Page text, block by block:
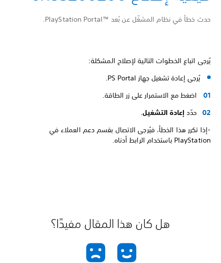
حدث خطأ في نظام المشغّل عن بُعد PlayStation Portal™‎.
يُرجى اتباع الخطوات التالية لإصلاح المشكلة:
يُرجى إعادة تشغيل جهاز PS Portal.
اضغط مع الاستمرار على زر الطاقة.
حدّد إعادة التشغيل.
-إذا تكرر هذا الخطأ، فيُرجى الاتصال بقسم دعم العملاء في
PlayStation باستخدام الرابط أدناه.
هل كان هذا المقال مفيدًا؟